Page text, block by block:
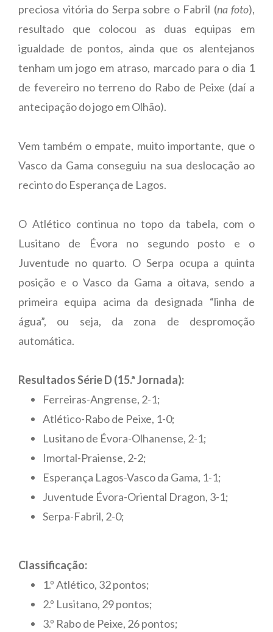
preciosa vitória do Serpa sobre o Fabril (na foto),
resultado que colocou as duas equipas em
igualdade de pontos, ainda que os alentejanos
tenham um jogo em atraso, marcado para o dia 1
de fevereiro no terreno do Rabo de Peixe (daí a
antecipação do jogo em Olhão).
Vem também o empate, muito importante, que o
Vasco da Gama conseguiu na sua deslocação ao
recinto do Esperança de Lagos.
O Atlético continua no topo da tabela, com o
Lusitano de Évora no segundo posto e o
Juventude no quarto. O Serpa ocupa a quinta
posição e o Vasco da Gama a oitava, sendo a
primeira equipa acima da designada “linha de
água”, ou seja, da zona de despromoção
automática.
Resultados Série D (15.ª Jornada):
Ferreiras-Angrense, 2-1;
Atlético-Rabo de Peixe, 1-0;
Lusitano de Évora-Olhanense, 2-1;
Imortal-Praiense, 2-2;
Esperança Lagos-Vasco da Gama, 1-1;
Juventude Évora-Oriental Dragon, 3-1;
Serpa-Fabril, 2-0;
Classificação:
1.º Atlético, 32 pontos;
2.º Lusitano, 29 pontos;
3.º Rabo de Peixe, 26 pontos;